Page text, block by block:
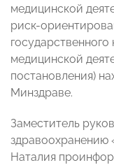
медицинской
риск-
медицинской
постановления)
Минздраве.
Заместитель
Наталия